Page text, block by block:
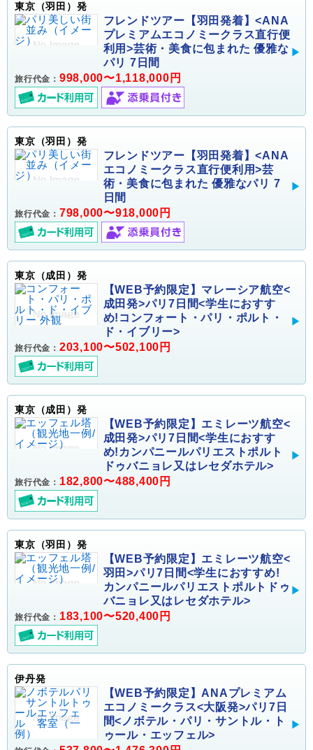
東京（羽田）発
フレンドツアー【羽田発着】<ANA
プレミアムエコノミークラス直行便
利用>芸術・美食に包まれた 優雅な
パリ 7日間
旅行代金： 998,000〜1,118,000円
東京（羽田）発
フレンドツアー【羽田発着】<ANA
エコノミークラス直行便利用>芸
術・美食に包まれた 優雅なパリ 7
日間
旅行代金： 798,000〜918,000円
東京（成田）発
【WEB予約限定】マレーシア航空<
成田発>パリ7日間<学生におすす
め!コンフォート・パリ・ポルト・
ド・イブリー>
旅行代金： 203,100〜502,100円
東京（成田）発
【WEB予約限定】エミレーツ航空<
成田発>パリ7日間<学生におすす
め!カンパニールパリエストポルト
ドゥバニョレ又はレセダホテル>
旅行代金： 182,800〜488,400円
東京（羽田）発
【WEB予約限定】エミレーツ航空<
羽田>パリ7日間<学生におすすめ!
カンパニールパリエストポルトドゥ
バニョレ又はレセダホテル>
旅行代金： 183,100〜520,400円
伊丹発
【WEB予約限定】ANAプレミアム
エコノミークラス<大阪発>パリ7日
間<ノボテル・パリ・サントル・ト
ゥール・エッフェル>